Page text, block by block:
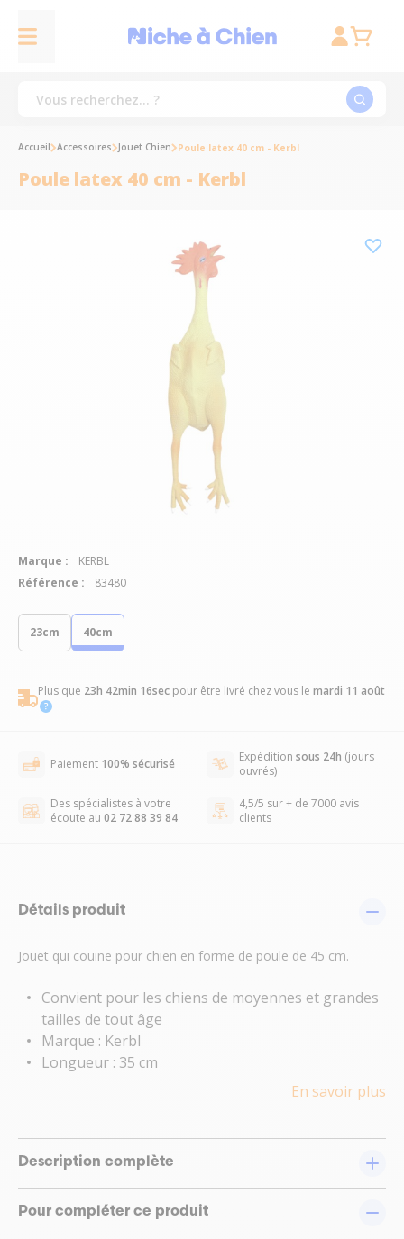
23cm 40cm
Plus que 23h 42min 15sec pour être livré chez vous le mardi 11 août
Paiement 100% sécurisé Expédition sous 24h (jours
ouvrés)
Des spécialistes à votre
écoute au 02 72 88 39 84
4,5/5 sur + de 7000 avis
clients
Détails produit
Jouet qui couine pour chien en forme de poule de 45 cm.
Convient pour les chiens de moyennes et grandes
tailles de tout âge
Marque : Kerbl
Longueur : 35 cm
En savoir plus
Description complète
Pour compléter ce produit
Accueil Accessoires Jouet Chien Poule latex 40 cm - Kerbl
Poule latex 40 cm - Kerbl
Marque :
KERBL
Référence :
83480